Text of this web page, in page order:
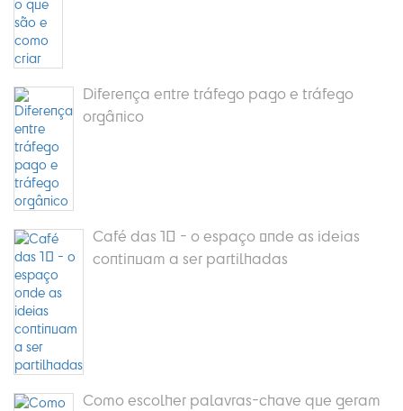
Diferença entre tráfego pago e tráfego
orgânico
Café das 10 - o espaço onde as ideias
continuam a ser partilhadas
Como escolher palavras-chave que geram